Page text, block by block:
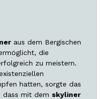
aus dem Bergischen
die
zu meistern.
hatten, sorgte das
dass mit dem skyliner